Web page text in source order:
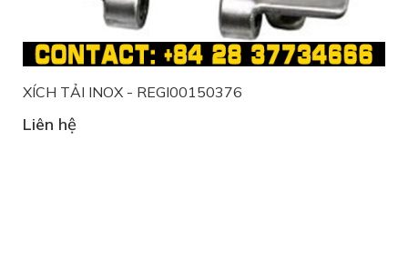
XÍCH TẢI INOX - REGI00150376
Liên hệ